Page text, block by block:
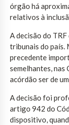
órgão há
relativos à
A decisão do TRF
tribunais do país.
precedente
semelhantes, nas
acórdão ser de
A decisão foi
artigo 942 do
dispositivo,